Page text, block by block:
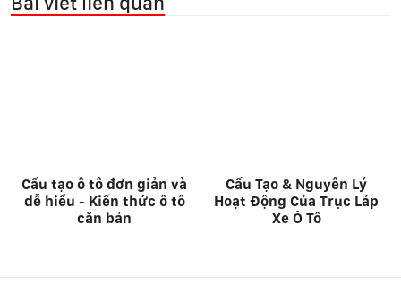
Cấu tạo ô tô đơn giản và
dễ hiểu - Kiến thức ô tô
căn bản
Cấu Tạo & Nguyên Lý
Hoạt Động Của Trục Láp
Xe Ô Tô